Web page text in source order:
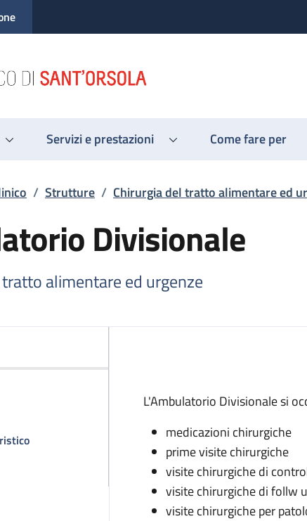
Servizi e prestazioni Come fare per
pane
/ Strutture / Chirurgia del tratto alimentare ed
Divisionale
alimentare ed urgenze
Ambulatorio Divisionale
della pagina Ambulatorio Divisionale
pagina Ambulatorio Divisionale
L'Ambulatorio Divisionale si
medicazioni chirurgiche
prime visite chirurgiche
visite chirurgiche di
visite chirurgiche di follw
visite chirurgiche per